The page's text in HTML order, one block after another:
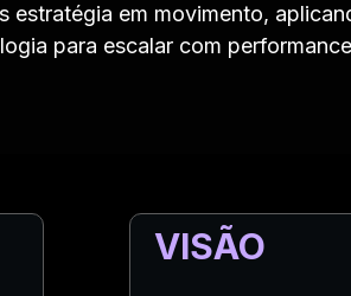
estratégia em movimento,
para escalar com
VISÃO